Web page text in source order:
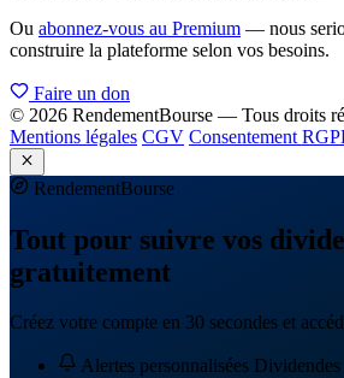
Ou abonnez-vous au Premium — nous
construire la plateforme selon vos besoins.
Faire un don
© 2026 RendementBourse — Tous droits
Mentions légales CGV Consentement
RendementBourse
Tout pour suivre vos
gratuitement
Créez votre compte en 30 secondes et
Alertes personnalisées